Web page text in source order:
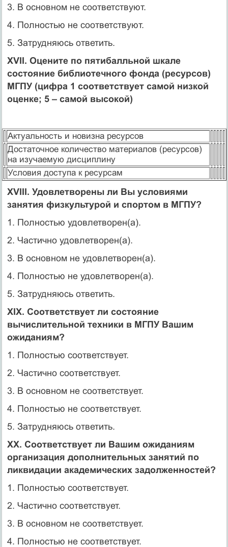
3. В основном не соответствуют.
4. Полностью не соответствуют.
5. Затрудняюсь ответить.
XVII. Оцените по пятибалльной шкале
состояние библиотечного фонда (ресурсов)
МГПУ (цифра 1 соответствует самой низкой
оценке; 5 – самой высокой)
Актуальность и новизна ресурсов
Достаточное количество материалов (ресурсов)
на изучаемую дисциплину
Условия доступа к ресурсам
XVIII. Удовлетворены ли Вы условиями
занятия физкультурой и спортом в МГПУ?
1. Полностью удовлетворен(а).
2. Частично удовлетворен(а).
3. В основном не удовлетворен(а).
4. Полностью не удовлетворен(а).
5. Затрудняюсь ответить.
XIX. Соответствует ли состояние
вычислительной техники в МГПУ Вашим
ожиданиям?
1. Полностью соответствует.
2. Частично соответствует.
3. В основном не соответствует.
4. Полностью не соответствует.
5. Затрудняюсь ответить.
XX. Соответствует ли Вашим ожиданиям
организация дополнительных занятий по
ликвидации академических задолженностей?
1. Полностью соответствует.
2. Частично соответствует.
3. В основном не соответствует.
4. Полностью не соответствует.